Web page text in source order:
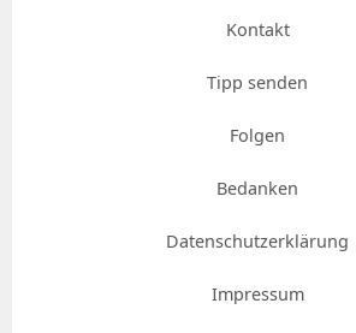
Kontakt
Tipp senden
Folgen
Bedanken
Datenschutzerklärung
Impressum